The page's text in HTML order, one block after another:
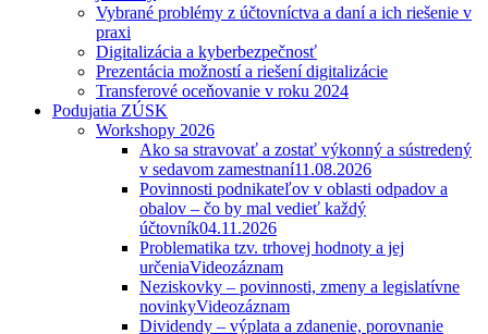
Vybrané problémy z účtovníctva a daní a ich riešenie v
praxi
Digitalizácia a kyberbezpečnosť
Prezentácia možností a riešení digitalizácie
Transferové oceňovanie v roku 2024
Podujatia ZÚSK
Workshopy 2026
Ako sa stravovať a zostať výkonný a sústredený
v sedavom zamestnaní11.08.2026
Povinnosti podnikateľov v oblasti odpadov a
obalov – čo by mal vedieť každý
účtovník04.11.2026
Problematika tzv. trhovej hodnoty a jej
určeniaVideozáznam
Neziskovky – povinnosti, zmeny a legislatívne
novinkyVideozáznam
Dividendy – výplata a zdanenie, porovnanie